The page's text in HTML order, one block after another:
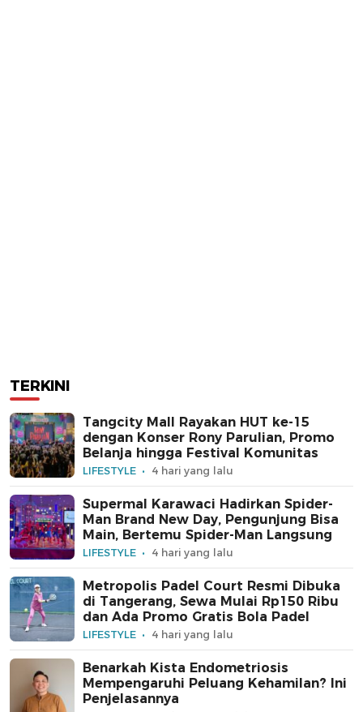
TERKINI
Tangcity Mall Rayakan HUT ke-15
dengan Konser Rony Parulian, Promo
Belanja hingga Festival Komunitas
LIFESTYLE 4 hari yang lalu
Supermal Karawaci Hadirkan Spider-
Man Brand New Day, Pengunjung Bisa
Main, Bertemu Spider-Man Langsung
LIFESTYLE 4 hari yang lalu
Metropolis Padel Court Resmi Dibuka
di Tangerang, Sewa Mulai Rp150 Ribu
dan Ada Promo Gratis Bola Padel
LIFESTYLE 4 hari yang lalu
Benarkah Kista Endometriosis
Mempengaruhi Peluang Kehamilan? Ini
Penjelasannya